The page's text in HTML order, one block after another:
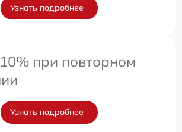
Узнать подробнее
при повторном
Узнать подробнее